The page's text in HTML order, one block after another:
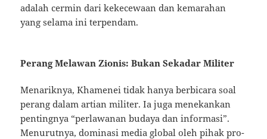
adalah cermin dari kekecewaan dan kemarahan
yang selama ini terpendam.
Perang Melawan Zionis: Bukan Sekadar Militer
Menariknya, Khamenei tidak hanya berbicara soal
perang dalam artian militer. Ia juga menekankan
pentingnya “perlawanan budaya dan informasi”.
Menurutnya, dominasi media global oleh pihak pro-